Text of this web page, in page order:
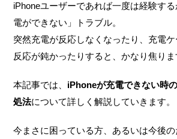
iPhoneユーザーであれば一度は経験す
電ができない」トラブル。
突然充電が反応しなくなったり、充電
反応が鈍かったりすると、かなり焦りま
本記事では、 iPhoneが充電できない時
処法について詳しく解説していきます。
今まさに困っている方、あるいは今後